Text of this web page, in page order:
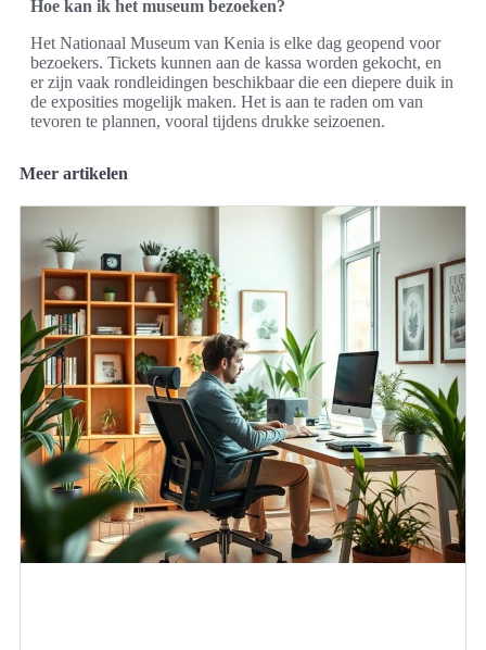
Hoe kan ik het museum bezoeken?
Het Nationaal Museum van Kenia is elke dag geopend voor
bezoekers. Tickets kunnen aan de kassa worden gekocht, en
er zijn vaak rondleidingen beschikbaar die een diepere duik in
de exposities mogelijk maken. Het is aan te raden om van
tevoren te plannen, vooral tijdens drukke seizoenen.
Meer artikelen